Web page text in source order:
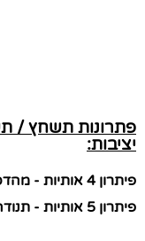
פתרונות תשחץ /
יציבות:
פיתרון 4 אותיות - מהדס
פיתרון 5 אותיות - תנודה,רפיון